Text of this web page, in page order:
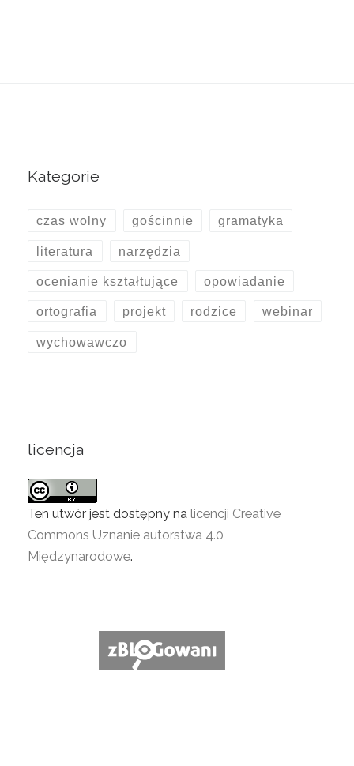
Kategorie
czas wolny gościnnie gramatyka
literatura narzędzia
ocenianie kształtujące opowiadanie
ortografia projekt rodzice webinar
wychowawczo
licencja
Ten utwór jest dostępny na licencji Creative
Commons Uznanie autorstwa 4.0
Międzynarodowe.